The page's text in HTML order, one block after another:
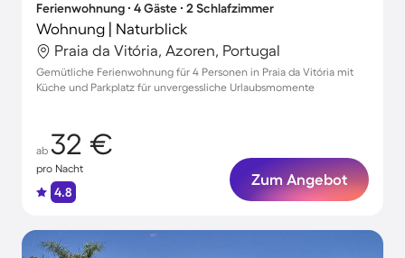
Ferienwohnung ∙ 4 Gäste ∙ 2 Schlafzimmer
Wohnung | Naturblick
Praia da Vitória, Azoren, Portugal
Gemütliche Ferienwohnung für 4 Personen in Praia da Vitória mit
Küche und Parkplatz für unvergessliche Urlaubsmomente
ab 32 €
pro Nacht
4.8
Zum Angebot